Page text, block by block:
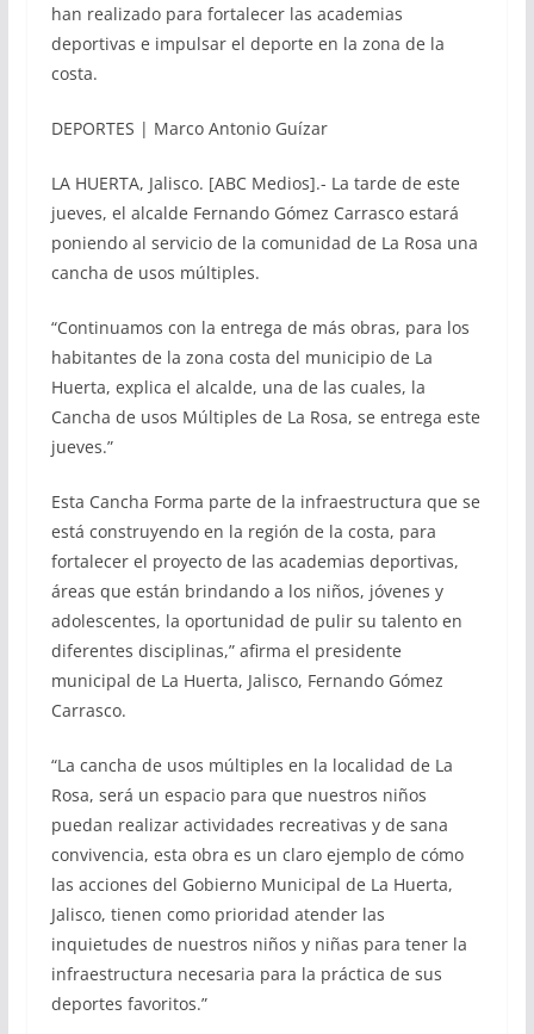
han realizado para fortalecer las academias
deportivas e impulsar el deporte en la zona de la
costa.
DEPORTES | Marco Antonio Guízar
LA HUERTA, Jalisco. [ABC Medios].- La tarde de este
jueves, el alcalde Fernando Gómez Carrasco estará
poniendo al servicio de la comunidad de La Rosa una
cancha de usos múltiples.
“Continuamos con la entrega de más obras, para los
habitantes de la zona costa del municipio de La
Huerta, explica el alcalde, una de las cuales, la
Cancha de usos Múltiples de La Rosa, se entrega este
jueves.”
Esta Cancha Forma parte de la infraestructura que se
está construyendo en la región de la costa, para
fortalecer el proyecto de las academias deportivas,
áreas que están brindando a los niños, jóvenes y
adolescentes, la oportunidad de pulir su talento en
diferentes disciplinas,” afirma el presidente
municipal de La Huerta, Jalisco, Fernando Gómez
Carrasco.
“La cancha de usos múltiples en la localidad de La
Rosa, será un espacio para que nuestros niños
puedan realizar actividades recreativas y de sana
convivencia, esta obra es un claro ejemplo de cómo
las acciones del Gobierno Municipal de La Huerta,
Jalisco, tienen como prioridad atender las
inquietudes de nuestros niños y niñas para tener la
infraestructura necesaria para la práctica de sus
deportes favoritos.”